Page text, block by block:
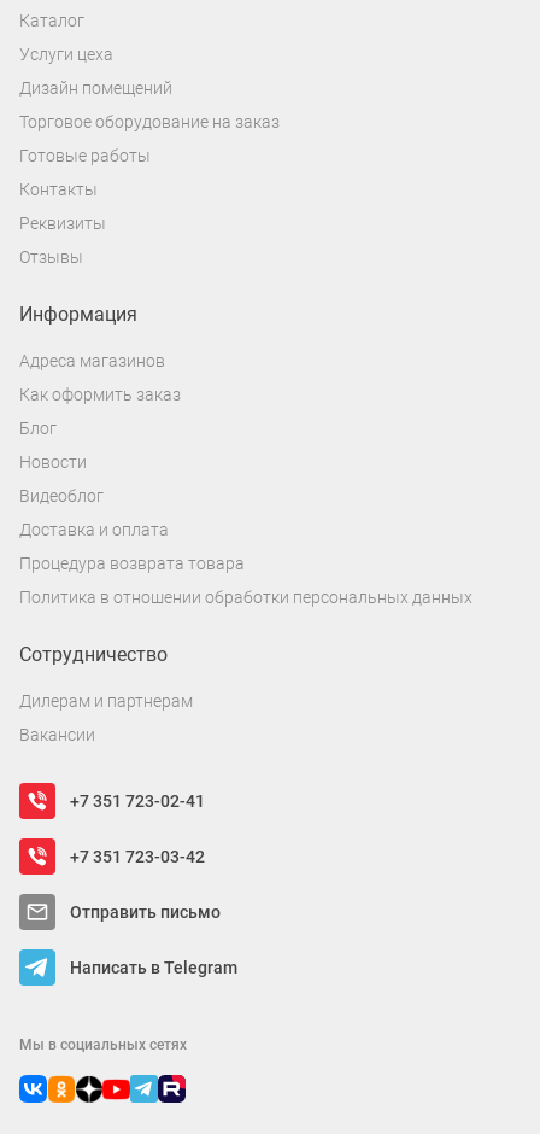
Каталог
Услуги цеха
Дизайн помещений
Торговое оборудование на заказ
Готовые работы
Контакты
Реквизиты
Отзывы
Информация
Адреса магазинов
Как оформить заказ
Блог
Новости
Видеоблог
Доставка и оплата
Процедура возврата товара
Политика в отношении обработки персональных данных
Сотрудничество
Дилерам и партнерам
Вакансии
+7 351 723-02-41
+7 351 723-03-42
Отправить письмо
Написать в Telegram
Мы в социальных сетях